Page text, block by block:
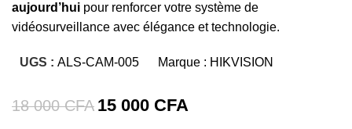
aujourd’hui pour renforcer votre système de
vidéosurveillance avec élégance et technologie.
UGS : ALS-CAM-005 Marque : HIKVISION
18 000CFA 15 000 CFA